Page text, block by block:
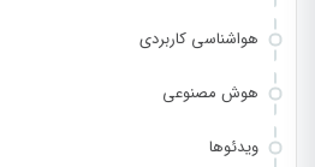
هواشناسی کاربردی
هوش مصنوعی
ویدئوها